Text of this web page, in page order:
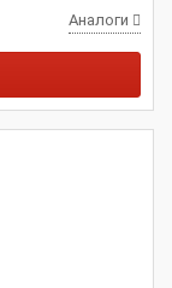
Аналоги